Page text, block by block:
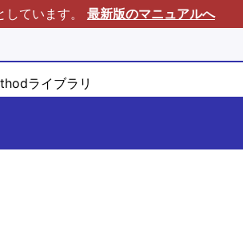
ています。 最新版のマニュアルへ
ライブラリ